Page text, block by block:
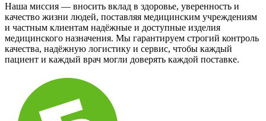
Наша миссия — вносить вклад в здоровье, уверенность и
качество жизни людей, поставляя медицинским учреждениям
и частным клиентам надёжные и доступные изделия
медицинского назначения. Мы гарантируем строгий контроль
качества, надёжную логистику и сервис, чтобы каждый
пациент и каждый врач могли доверять каждой поставке.